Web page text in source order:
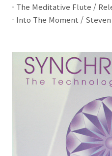
- The Meditative Flute /
- Into The Moment / Steven